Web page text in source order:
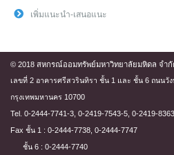
เพิ่มแนะนำ-เสนอแนะ
© 2018 สหกรณ์ออมทรัพย์มหาวิทยาลัยมหิดล จำกั
เลขที่ 2 อาคารศรีสวรินทิรา ชั้น 1 และ ชั้น 6 ถนนวั
กรุงเทพมหานคร 10700
Tel. 0-2444-7741-3, 0-2419-7543-5, 0-2419-
Fax ชั้น 1 : 0-2444-7738, 0-2444-7747
ชั้น 6 : 0-2444-7740